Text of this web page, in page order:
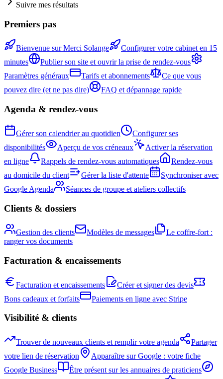
Suivre mes résultats
Premiers pas
Bienvenue sur Merci Solange
Configurer votre cabinet en 15
minutes
Publier son site et ouvrir la prise de rendez-vous
Paramètres généraux
Tarifs et abonnements
Ce que vous
pouvez dire (et ne pas dire)
FAQ et dépannage rapide
Agenda & rendez-vous
Gérer son calendrier au quotidien
Configurer ses
disponibilités
Aperçu de vos créneaux
Activer la réservation
en ligne
Rappels de rendez-vous automatiques
Rendez-vous
au domicile du client
Gérer la liste d'attente
Synchroniser avec
Google Agenda
Séances de groupe et ateliers collectifs
Clients & dossiers
Gestion des clients Modèles de messages
Le coffre-fort :
ranger vos documents
Facturation & encaissements
Facturation et encaissements
Créer et signer des devis
Bons cadeaux et forfaits
Paiements en ligne avec Stripe
Visibilité & clients
Trouver de nouveaux clients et remplir votre agenda
Partager
votre lien de réservation
Apparaître sur Google : votre fiche
Google Business
Être présent sur les annuaires de praticiens